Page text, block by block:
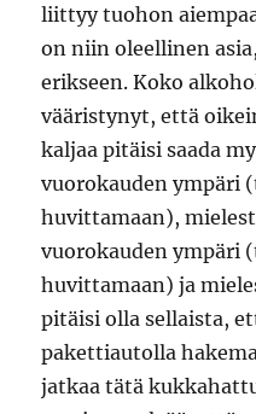
liittyy tuohon
on niin oleellinen
erikseen. Koko
vääristynyt, että
kaljaa pitäisi saada
vuorokauden ympäri
huvittamaan),
vuorokauden ympäri
huvittamaan) ja
pitäisi olla sellaista,
pakettiautolla
jatkaa tätä